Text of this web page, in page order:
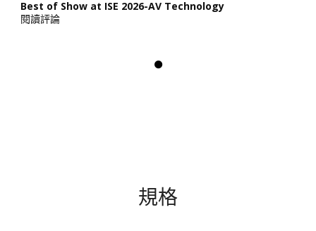
Best of Show at ISE 2026-AV Technology
閱讀評論
規格